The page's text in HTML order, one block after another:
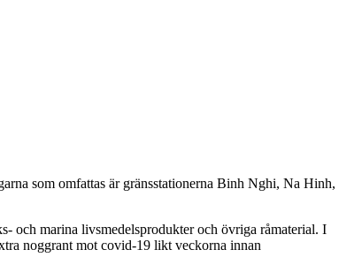
som omfattas är gränsstationerna Binh Nghi, Na Hinh,
och marina livsmedelsprodukter och övriga råmaterial. I
noggrant mot covid-19 likt veckorna innan